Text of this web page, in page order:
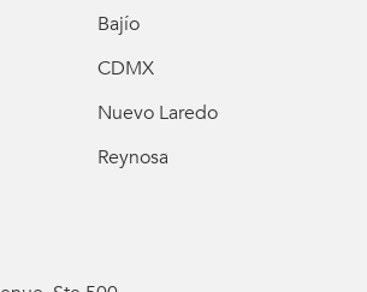
Bajío
CDMX
Nuevo Laredo
Reynosa